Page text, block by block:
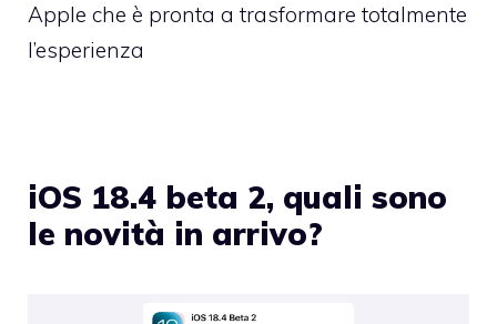
Apple che è pronta a trasformare totalmente
l’esperienza
iOS 18.4 beta 2, quali sono
le novità in arrivo?